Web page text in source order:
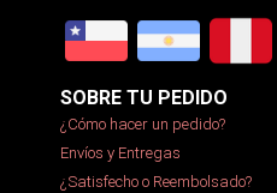
SOBRE TU PEDIDO
¿Cómo hacer un pedido?
Envíos y Entregas
¿Satisfecho o Reembolsado?